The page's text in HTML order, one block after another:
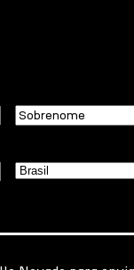
Sobrenome
País